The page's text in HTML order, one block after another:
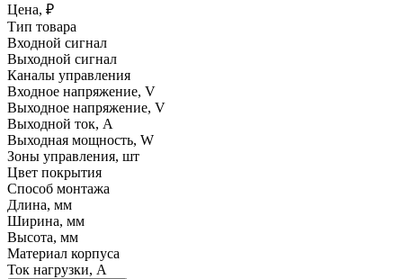
Цена, ₽
Тип товара
Входной сигнал
Выходной сигнал
Каналы управления
Входное напряжение, V
Выходное напряжение, V
Выходной ток, A
Выходная мощность, W
Зоны управления, шт
Цвет покрытия
Способ монтажа
Длина, мм
Ширина, мм
Высота, мм
Материал корпуса
Ток нагрузки, A